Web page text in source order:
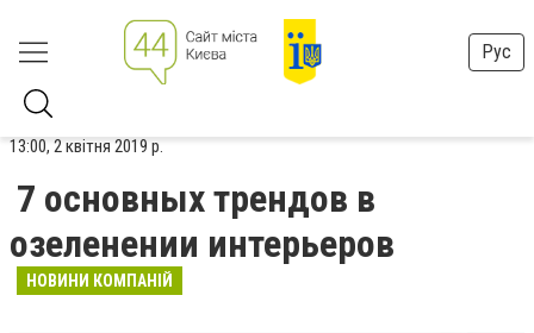
Рус
13:00, 2 квітня 2019 р.
7 основных трендов в
озеленении интерьеров
НОВИНИ КОМПАНІЙ